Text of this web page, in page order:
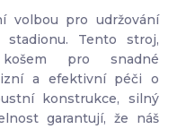
volbou pro udržování
stadionu. Tento stroj,
košem pro snadné
a efektivní péči o
konstrukce, silný
garantují, že náš